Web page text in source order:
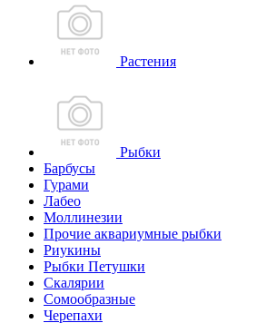
Растения
Рыбки
Барбусы
Гурами
Лабео
Моллинезии
Прочие аквариумные рыбки
Риукины
Рыбки Петушки
Скалярии
Сомообразные
Черепахи